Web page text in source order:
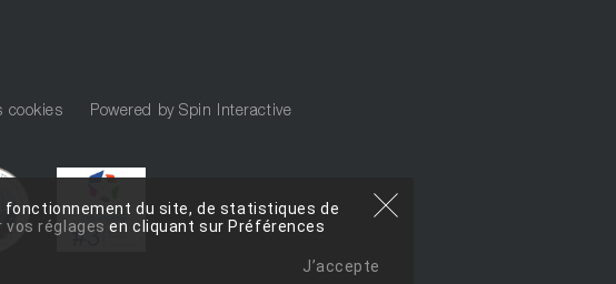
cookies Powered bySpin Interactive
fonctionnement du site, de statistiques de
vos réglages en cliquant sur Préférences
J’accepte